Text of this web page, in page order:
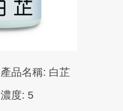
產品名稱: 白芷
濃度: 5